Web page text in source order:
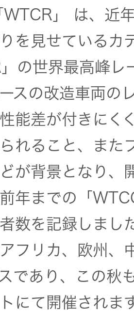
位
理
プ
WTCR」 は、近
を見せているカ
」の世界最高峰
スの改造車両の
能差が付きにく
れること、また
が背景となり
年までの「
数を記録しまし
フリカ、欧州、
であり、この秋
にて開催されま